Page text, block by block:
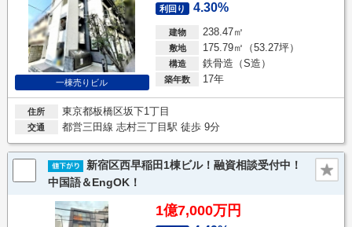
一棟売りビル
利回り 4.30%
建物 238.47㎡
敷地 175.79㎡（53.27坪）
構造 鉄骨造（S造）
築年数 17年
住所 東京都板橋区坂下1丁目
交通 都営三田線 志村三丁目駅 徒歩 9分
新宿区西早稲田1棟ビル！融資相談受付中！
中国語＆EngOK！
1億7,000万円